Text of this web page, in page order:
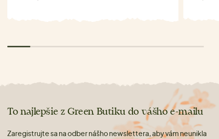
To najlepšie z Green Butiku do vášho e-mailu
Zaregistrujte sa na odber nášho newslettera, aby vám neunikla